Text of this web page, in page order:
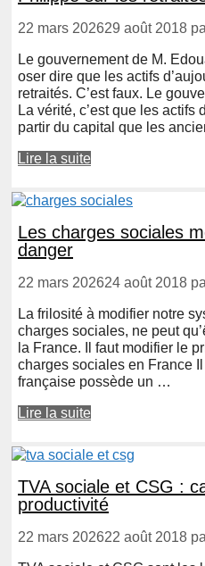
22 mars 202629 août 2018
Le gouvernement de M.
oser dire que les actifs
retraités. C’est faux. Le
La vérité, c’est que les actifs
partir du capital que les
Lire la suite
Les charges sociales
danger
22 mars 202624 août 2018
La frilosité à modifier notre
charges sociales, ne peut
la France. Il faut modifier le
charges sociales en France
française possède un …
Lire la suite
TVA sociale et CSG :
productivité
22 mars 202622 août 2018